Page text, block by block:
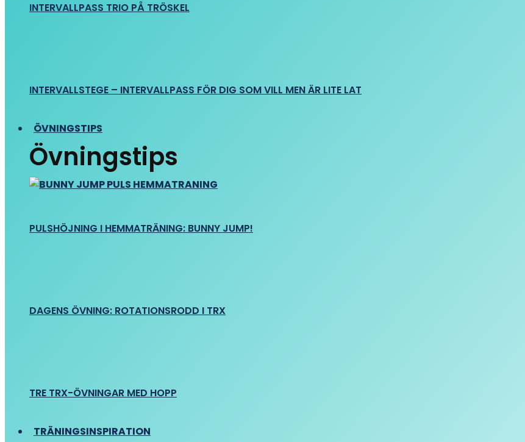
INTERVALLPASS TRIO PÅ TRÖSKEL
INTERVALLSTEGE – INTERVALLPASS FÖR DIG SOM VILL MEN ÄR LITE LAT
ÖVNINGSTIPS
Övningstips
PULSHÖJNING I HEMMATRÄNING: BUNNY JUMP!
DAGENS ÖVNING: ROTATIONSRODD I TRX
TRE TRX-ÖVNINGAR MED HOPP
TRÄNINGSINSPIRATION